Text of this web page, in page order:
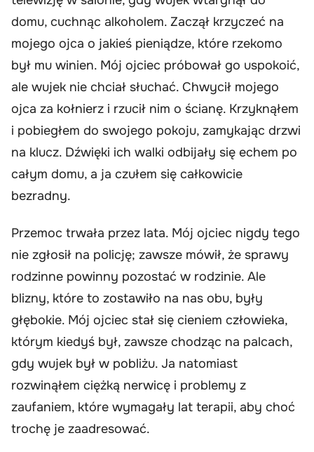
domu, cuchnąc alkoholem. Zaczął krzyczeć na
mojego ojca o jakieś pieniądze, które rzekomo
był mu winien. Mój ojciec próbował go uspokoić,
ale wujek nie chciał słuchać. Chwycił mojego
ojca za kołnierz i rzucił nim o ścianę. Krzyknąłem
i pobiegłem do swojego pokoju, zamykając drzwi
na klucz. Dźwięki ich walki odbijały się echem po
całym domu, a ja czułem się całkowicie
bezradny.
Przemoc trwała przez lata. Mój ojciec nigdy tego
nie zgłosił na policję; zawsze mówił, że sprawy
rodzinne powinny pozostać w rodzinie. Ale
blizny, które to zostawiło na nas obu, były
głębokie. Mój ojciec stał się cieniem człowieka,
którym kiedyś był, zawsze chodząc na palcach,
gdy wujek był w pobliżu. Ja natomiast
rozwinąłem ciężką nerwicę i problemy z
zaufaniem, które wymagały lat terapii, aby choć
trochę je zaadresować.